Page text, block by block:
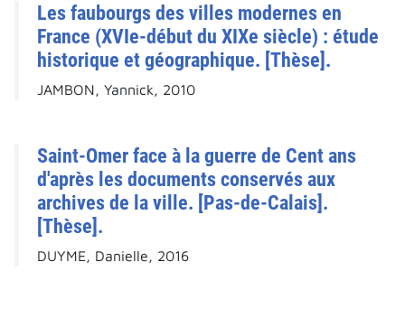
Les faubourgs des villes modernes en
France (XVIe-début du XIXe siècle) : étude
historique et géographique. [Thèse].
JAMBON, Yannick, 2010
Saint-Omer face à la guerre de Cent ans
d'après les documents conservés aux
archives de la ville. [Pas-de-Calais].
[Thèse].
DUYME, Danielle, 2016